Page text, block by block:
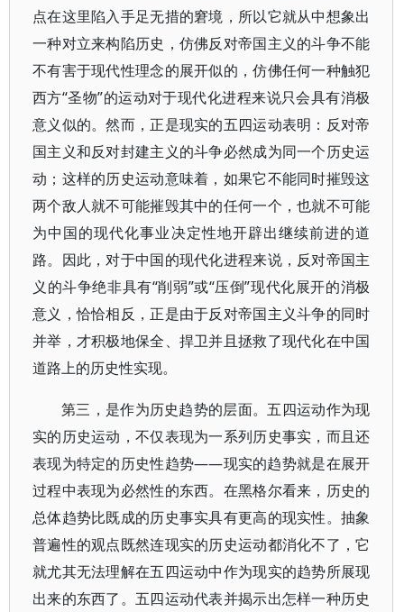
点在这里陷入手足无措的窘境，所以它就从中想象出
一种对立来构陷历史，仿佛反对帝国主义的斗争不能
不有害于现代性理念的展开似的，仿佛任何一种触犯
西方“圣物”的运动对于现代化进程来说只会具有消极
意义似的。然而，正是现实的五四运动表明：反对帝
国主义和反对封建主义的斗争必然成为同一个历史运
动；这样的历史运动意味着，如果它不能同时摧毁这
两个敌人就不可能摧毁其中的任何一个，也就不可能
为中国的现代化事业决定性地开辟出继续前进的道
路。因此，对于中国的现代化进程来说，反对帝国主
义的斗争绝非具有“削弱”或“压倒”现代化展开的消极
意义，恰恰相反，正是由于反对帝国主义斗争的同时
并举，才积极地保全、捍卫并且拯救了现代化在中国
道路上的历史性实现。
第三，是作为历史趋势的层面。五四运动作为现
实的历史运动，不仅表现为一系列历史事实，而且还
表现为特定的历史性趋势——现实的趋势就是在展开
过程中表现为必然性的东西。在黑格尔看来，历史的
总体趋势比既成的历史事实具有更高的现实性。抽象
普遍性的观点既然连现实的历史运动都消化不了，它
就尤其无法理解在五四运动中作为现实的趋势所展现
出来的东西了。五四运动代表并揭示出怎样一种历史